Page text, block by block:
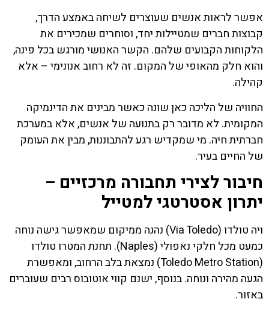
אפשר לראות אנשים שעוצרים לשיחה באמצע הדרך,
קבוצות חברים שמטיילות יחד, וסוחרים שמכירים את
הלקוחות הקבועים שלהם. הקשר האנושי מורגש בכל פינה,
והוא חלק מהאופי של המקום. זה לא רחוב אנונימי – אלא
קהילה.
החוויה של הליכה כאן שונה כאשר מבינים את הדינמיקה
המקומית. לא מדובר רק בתנועה של אנשים, אלא במערכת
חברתית חיה. מי שמקדיש רגע להתבוננות, מבין את העומק
של החיים בעיר.
חיבור לצירי תחבורה מרכזיים –
יתרון אסטרטגי למטייל
ויה טולדו (Via Toledo) נהנה ממיקום שמאפשר גישה נוחה
כמעט מכל חלקי נאפולי (Naples). תחנת המטרו טולדו
(Toledo Metro Station) נמצאת בלב הרחוב, ומאפשרת
הגעה מהירה ונוחה. בנוסף, ישנם קווי אוטובוס רבים שעוברים
באזור.